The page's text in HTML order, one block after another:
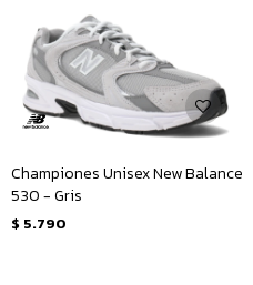
Championes Unisex New Balance
530 - Gris
$ 5.790